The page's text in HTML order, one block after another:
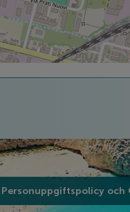
Personuppgiftspolicy och